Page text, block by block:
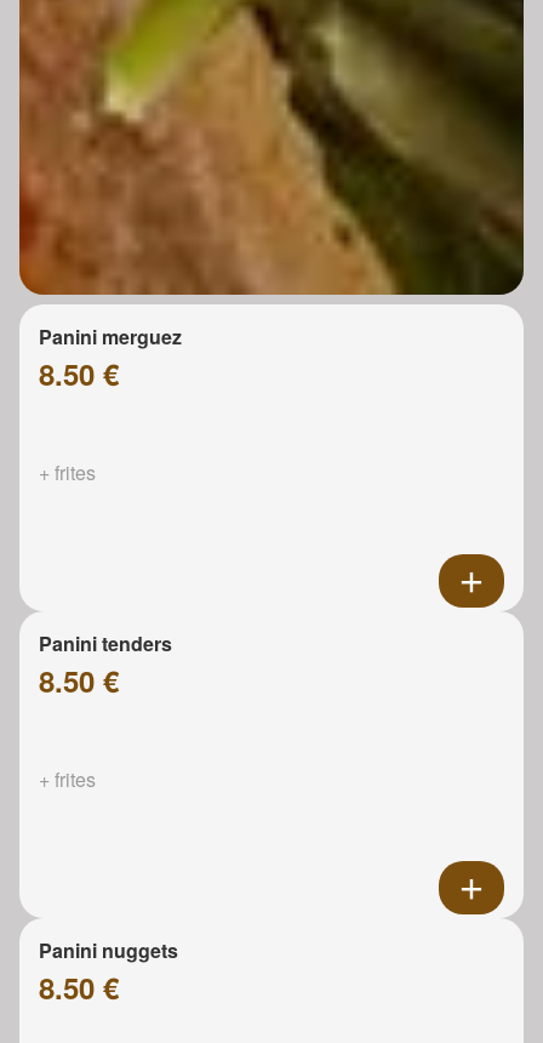
Panini merguez
8.50 €
+ frites
Panini tenders
8.50 €
+ frites
Panini nuggets
8.50 €